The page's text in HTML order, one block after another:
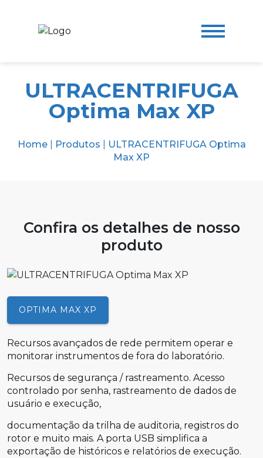
ULTRACENTRIFUGA
Optima Max XP
Home| Produtos
ULTRACENTRIFUGA Optima
Max XP
Confira os detalhes de nosso
produto
OPTIMA MAX XP
Recursos avançados de rede permitem operar e
monitorar instrumentos de fora do laboratório.
Recursos de segurança / rastreamento. Acesso
controlado por senha, rastreamento de dados de
usuário e execução,
documentação da trilha de auditoria, registros do
rotor e muito mais. A porta USB simplifica a
exportação de históricos e relatórios de execução.